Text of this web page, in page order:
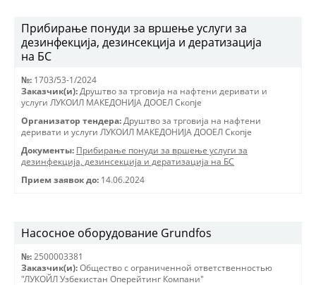
Прибирање понуди за вршење услуги за
дезинфекција, дезинсекција и дератизација
на БС
№: 1703/53-1/2024
Заказчик(и): Друштво за трговиjа на нафтени деривати и
услуги ЛУКОИЛ МАКЕДОНИJА ДООЕЛ Скопjе
Организатор тендера: Друштво за трговиjа на нафтени
деривати и услуги ЛУКОИЛ МАКЕДОНИJА ДООЕЛ Скопjе
Документы: Прибирање понуди за вршење услуги за
дезинфекција, дезинсекција и дератизација на БС
Прием заявок до: 14.06.2024
Насосное оборудование Grundfos
№: 2500003381
Заказчик(и): Общество с ограниченной ответственностью
"ЛУКОЙЛ Узбекистан Оперейтинг Компани"